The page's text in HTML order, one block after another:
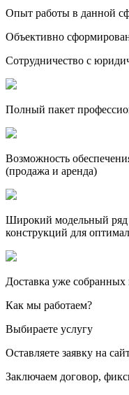
Опыт работы в данной
Объективно
Сотрудничество с
Полный пакет
Возможность
(продажа и аренда)
Широкий модельный
конструкций для
Доставка уже
Как мы работаем?
Выбираете услугу
Оставляете заявку на
Заключаем договор,